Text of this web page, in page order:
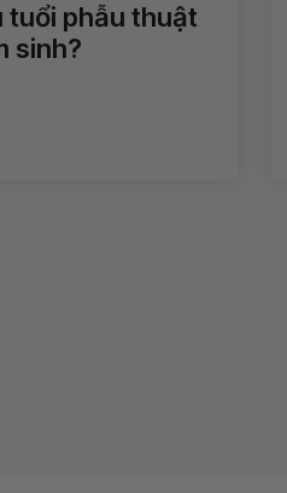
tuổi phẫu thuật
sinh?